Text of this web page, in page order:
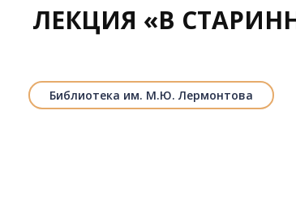
ЛЕКЦИЯ «В
Библиотека им. М.Ю. Лермонтова